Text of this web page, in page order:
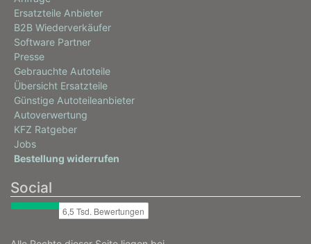
Ersatzteile Anbieter
B2B Wiederverkäufer
Software Partner
Presse
Gebrauchte Autoteile
Übersicht Ersatzteile
Günstige Autoteileanbieter
Autoverwertung
KFZ Ratgeber
Jobs
Bestellung widerrufen
Social